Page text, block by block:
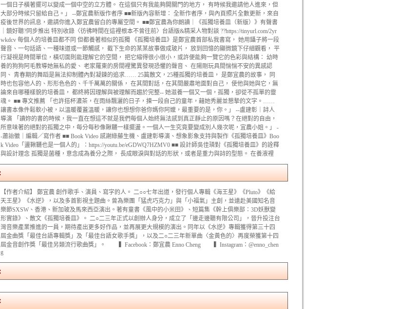
一個日子橫著擺可以變成一個中空的立方體。 在這個只有我能夠開關門的地方， 有時候我邀請他人進來，但
大部分時候只留給自己。」 --鄭宜農新版作者序 ■■新版內容新增： 全新作者序，與內頁照片全數更新，來自
疫後世界的訊息，邀請你進入鄭宜農留白的專屬空間。 ■■鄭宜農為你朗讀｜《孤獨培養皿（新版）》有聲書
｜鏡好聽?同步推出 特別收錄〈彷彿時間在這裡根本不曾往前〉台語版&精采人物對談 ??https://tinyurl.com/2yr
wkdcv 每個人的培養皿都不同 但都養著相似的孤獨 《孤獨培養皿》是鄭宜農首部私我書寫， 她用鑷子將一段
聲音、一句話語、一種味道或一節觸感， 截下生命的某某故事做成玻片， 放到回憶的顯微鏡下仔細觀看， 平
行凝視是時間單位，橫切面則能理解它的空間， 把它縮得很小很小，或許便能夠一覽它的色彩與結構： 幼時
養的狗狗阿毛教導她無私的愛、 老家羅東的房間裡驚異發現恐懼的聲音、 在陽剛玩具間惴惴不安的異感認
同、 青春期的舞蹈是無法抑制體內對凝鍊的追求…… 25篇散文，25種孤獨的培養皿， 是鄭宜農的故事， 同
時也包容他人的、形形色色的、千千萬萬的關係， 在其間對話，在其間嚴肅地面對自己， 使他與她與它，無
論來自哪種樣貌的培養皿， 都終將因理解與被理解而趨於完整-- 她滋養一個又一個，孤獨，卻從不孤單的靈
魂。 ■■ 專文推薦 「也許搭杯濃茶，在雨絲飄灑的日子，揀一段自己的童年，藉她秀麗並懇摯的文字。……
讓書本像件鬆軟小被，以溫暖覆蓋溫暖，讓你也想想你爸你媽你阿嬤，最重要的是，你。」 --盧建彰｜詩人
導演 「讀妳的書的時候，我一直在想這不就是我們每個人始終無法感到真正靜止的原因嗎？在絕對的自由，
所意味著的絕對的孤獨之中，每分每秒像鞦韆一樣擺盪。一個人一生究竟要變成別人幾次呢，宜農小姐。」 -
-蕭詒徽｜編輯／寫作者 ■■ Book Video 感謝綠藤生機、盧建彰導演、想象影象支持與製作《孤獨培養皿》Boo
k Video「盪鞦韆也是一個人的」：https://youtu.be/eGDWQ7HZMV0 ■■ 設計師吳佳璘對《孤獨培養皿》的詮釋
與設計理念 孤獨是菌種，意念成為養分之際， 長成眼淚與對話的形狀，或者是重力與詩的型態。 在養液裡
【作者介紹】 鄭宜農 創作歌手、演員、寫字的人。 二○○七年出道，發行個人專輯《海王星》《Pluto》《給
天王星》《水逆》，以及多首影視主題曲。曾為樂團「猛虎巧克力」與「小福氣」主創，並遠赴美國知名音
樂節SXSW、香港、新加玻及馬來西亞演出。著有童書《風中的小米田》、短篇集《幹上俱樂部：3D妖獸變
形實錄》、散文《孤獨培養皿》。 二○二三年正式以創辦人身分，成立了「邊走邊聽有限公司」，晉升投注台
灣音樂產業推進的一員，期待產出更多好作品，並再展更大規模的演出。同年以《水逆》專輯獲得第三十四
屆金曲獎「最佳台語專輯獎」及「最佳台語女歌手獎」，以及二○二三年新單曲〈金黃色的〉再度榮獲第十四
屆金音創作獎「最佳另類流行歌曲獎」。 ▍Facebook：鄭宜農 Enno Cheng ▍Instagram：@enno_chen
g